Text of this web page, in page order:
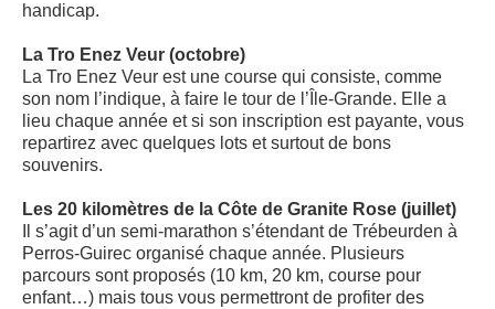
handicap.
La Tro Enez Veur (octobre)
La Tro Enez Veur est une course qui consiste, comme
son nom l’indique, à faire le tour de l’Île-Grande. Elle a
lieu chaque année et si son inscription est payante, vous
repartirez avec quelques lots et surtout de bons
souvenirs.
Les 20 kilomètres de la Côte de Granite Rose (juillet)
Il s’agit d’un semi-marathon s’étendant de Trébeurden à
Perros-Guirec organisé chaque année. Plusieurs
parcours sont proposés (10 km, 20 km, course pour
enfant…) mais tous vous permettront de profiter des